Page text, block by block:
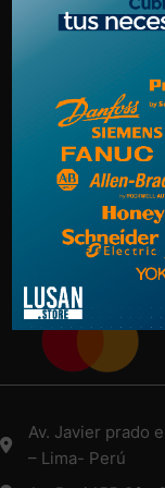
Politica de
Términos y
NUESTRA
Nosotros
Más
Medios de
Av. Javier prado
– Lima- Perú